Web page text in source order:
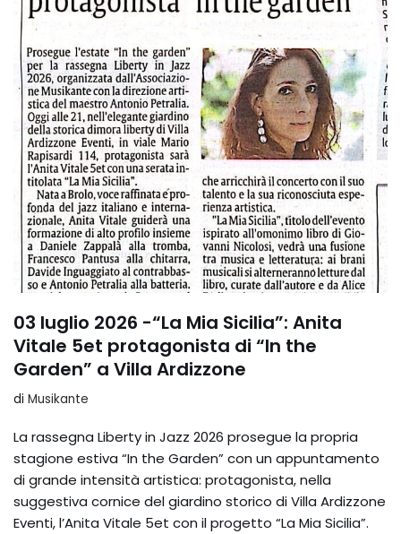
03 luglio 2026 -“La Mia Sicilia”: Anita
Vitale 5et protagonista di “In the
Garden” a Villa Ardizzone
di Musikante
La rassegna Liberty in Jazz 2026 prosegue la propria
stagione estiva “In the Garden” con un appuntamento
di grande intensità artistica: protagonista, nella
suggestiva cornice del giardino storico di Villa Ardizzone
Eventi, l’Anita Vitale 5et con il progetto “La Mia Sicilia”.